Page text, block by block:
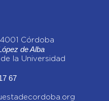
Córdoba
de Alba
la Universidad
67